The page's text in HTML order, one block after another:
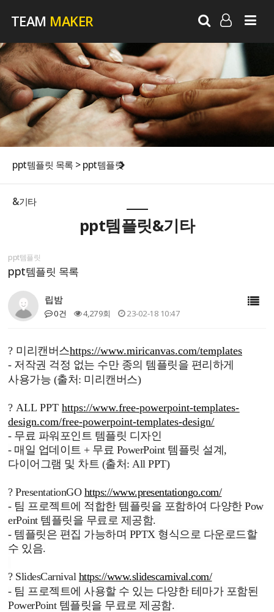
TEAM MAKER
LOG IN
SIGN UP
ppt템플릿 목록 > ppt템플릿
&기타
ppt템플릿&기타
ppt템플릿
ppt템플릿 목록
립밤
0건 4,279회 23-02-18 10:47
? 미리캔버스https://www.miricanvas.com/templates
- 저작권 걱정 없는 수만 종의 템플릿을 편리하게
사용가능 (출처: 미리캔버스)
?ALL PPT https://www.free-powerpoint-templates-
design.com/free-powerpoint-templates-design/
- 무료 파워포인트 템플릿 디자인
- 매일 업데이트 + 무료 PowerPoint 템플릿 설계,
다이어그램 및 차트 (출처: All PPT)
?PresentationGO https://www.presentationgo.com/
- 팀 프로젝트에 적합한 템플릿을 포함하여 다양한 Pow
erPoint 템플릿을 무료로 제공함.
- 템플릿은 편집 가능하며 PPTX 형식으로 다운로드할
수 있음.
? SlidesCarnival https://www.slidescarnival.com/
- 팀 프로젝트에 사용할 수 있는 다양한 테마가 포함된
PowerPoint 템플릿을 무료로 제공함.